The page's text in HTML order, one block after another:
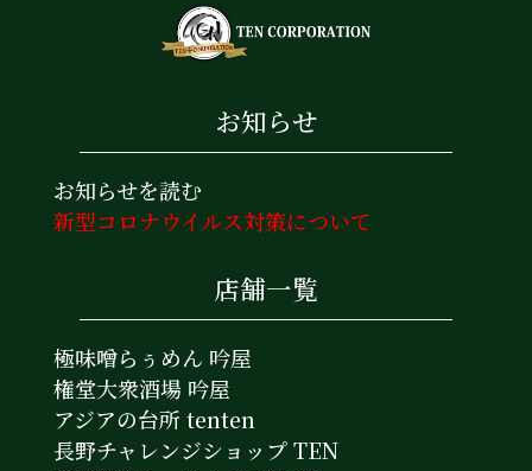
お知らせ
お知らせを読む
新型コロナウイルス対策について
店舗一覧
極味噌らぅめん 吟屋
権堂大衆酒場 吟屋
アジアの台所 tenten
長野チャレンジショップ TEN